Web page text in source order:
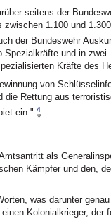
seitens der
zwischen 1.100 und
der Bundeswehr
Spezialkräfte und in zwei
Kräfte des
von
die Rettung aus
ein." 4
als
Kämpfer und den,
was darunter
Kolonialkrieger, der